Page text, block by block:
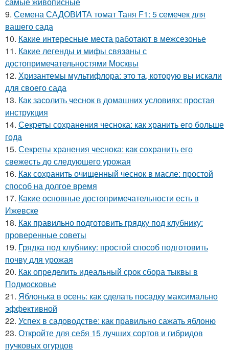
9. Семена САДОВИТА томат Таня F1: 5 семечек для
вашего сада
10. Какие интересные места работают в межсезонье
11. Какие легенды и мифы связаны с
достопримечательностями Москвы
12. Хризантемы мультифлора: это та, которую вы искали
для своего сада
13. Как засолить чеснок в домашних условиях: простая
инструкция
14. Секреты сохранения чеснока: как хранить его больше
года
15. Секреты хранения чеснока: как сохранить его
свежесть до следующего урожая
16. Как сохранить очищенный чеснок в масле: простой
способ на долгое время
17. Какие основные достопримечательности есть в
Ижевске
18. Как правильно подготовить грядку под клубнику:
проверенные советы
19. Грядка под клубнику: простой способ подготовить
почву для урожая
20. Как определить идеальный срок сбора тыквы в
Подмосковье
21. Яблонька в осень: как сделать посадку максимально
эффективной
22. Успех в садоводстве: как правильно сажать яблоню
23. Откройте для себя 15 лучших сортов и гибридов
пучковых огурцов